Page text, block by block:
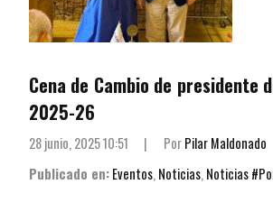
Cena de Cambio de presidente
2025-26
28 junio, 2025 10:51 | PorPilar Maldonado
Publicado en:Eventos, Noticias, Noticias